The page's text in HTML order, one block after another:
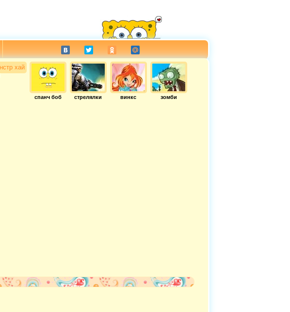
спанч боб стрелялки винкс зомби